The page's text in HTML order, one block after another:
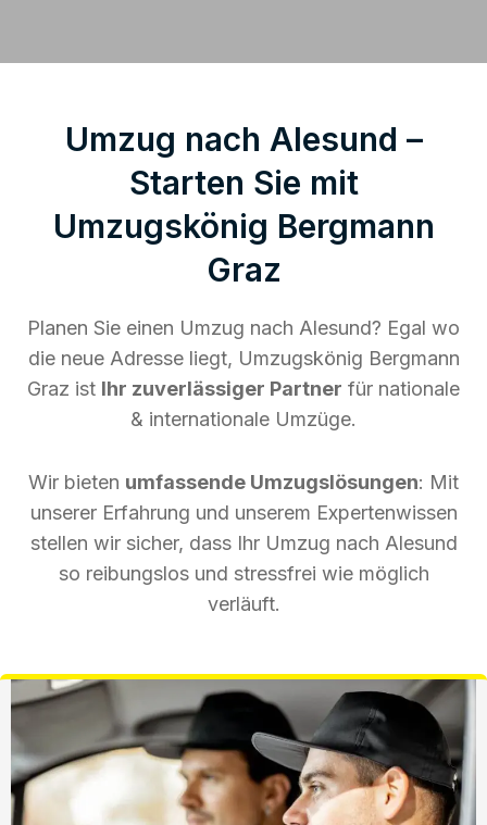
Umzug nach Alesund –
Starten Sie mit
Umzugskönig Bergmann
Graz
Planen Sie einen Umzug nach Alesund? Egal wo
die neue Adresse liegt, Umzugskönig Bergmann
Graz ist Ihr zuverlässiger Partner für nationale
& internationale Umzüge.
Wir bieten umfassende Umzugslösungen: Mit
unserer Erfahrung und unserem Expertenwissen
stellen wir sicher, dass Ihr Umzug nach Alesund
so reibungslos und stressfrei wie möglich
verläuft.